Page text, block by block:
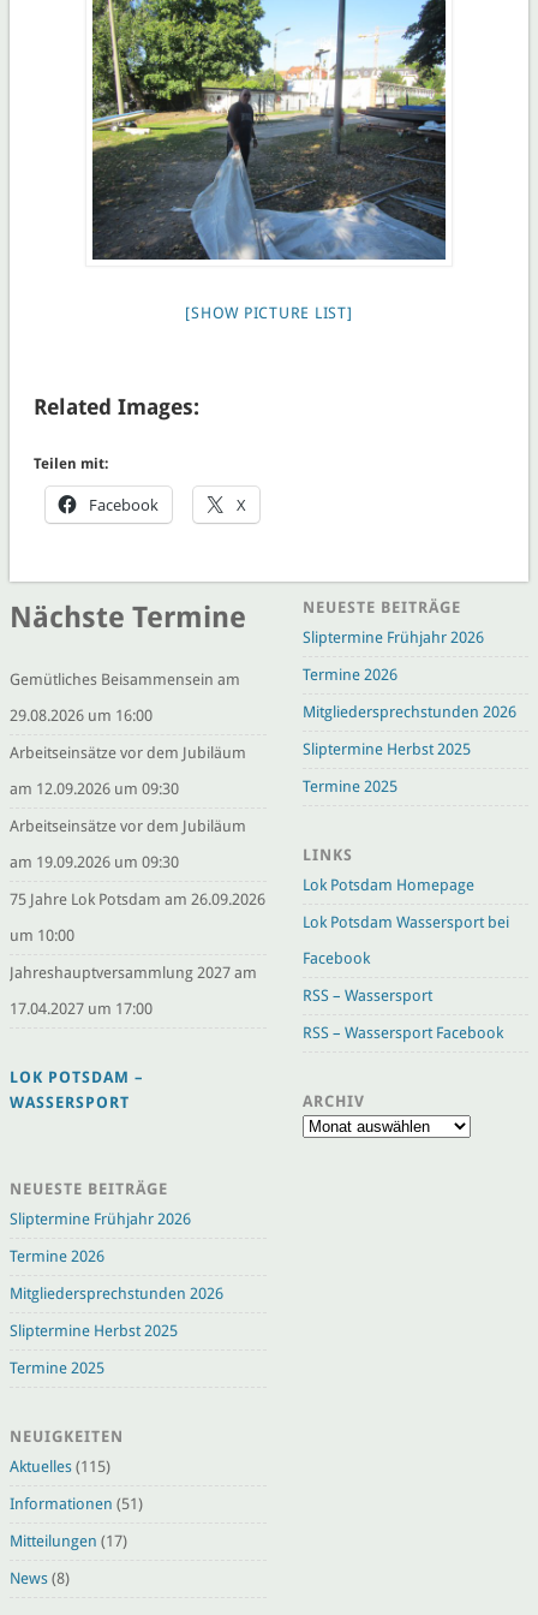
[SHOW PICTURE LIST]
Related Images:
Teilen mit:
Facebook X
Nächste Termine
Gemütliches Beisammensein am
29.08.2026 um 16:00
Arbeitseinsätze vor dem Jubiläum
am 12.09.2026 um 09:30
Arbeitseinsätze vor dem Jubiläum
am 19.09.2026 um 09:30
75 Jahre Lok Potsdam am 26.09.2026
um 10:00
Jahreshauptversammlung 2027 am
17.04.2027 um 17:00
LOK POTSDAM –
WASSERSPORT
NEUESTE BEITRÄGE
Sliptermine Frühjahr 2026
Termine 2026
Mitgliedersprechstunden 2026
Sliptermine Herbst 2025
Termine 2025
NEUIGKEITEN
Aktuelles(115)
Informationen (51)
Mitteilungen (17)
News(8)
NEUESTE BEITRÄGE
Sliptermine Frühjahr 2026
Termine 2026
Mitgliedersprechstunden 2026
Sliptermine Herbst 2025
Termine 2025
LINKS
Lok Potsdam Homepage
Lok Potsdam Wassersport bei
Facebook
RSS – Wassersport
RSS – Wassersport Facebook
ARCHIV
Archiv